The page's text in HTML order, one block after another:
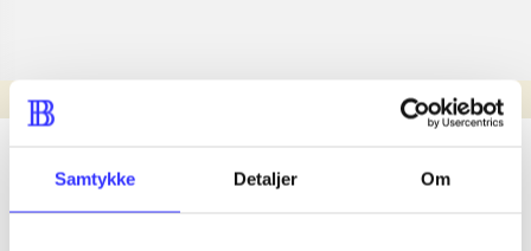
Samtykke Detaljer Om
Nyhed